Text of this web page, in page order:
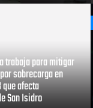
trabaja para mitigar
sobrecarga en
afecta
San Isidro